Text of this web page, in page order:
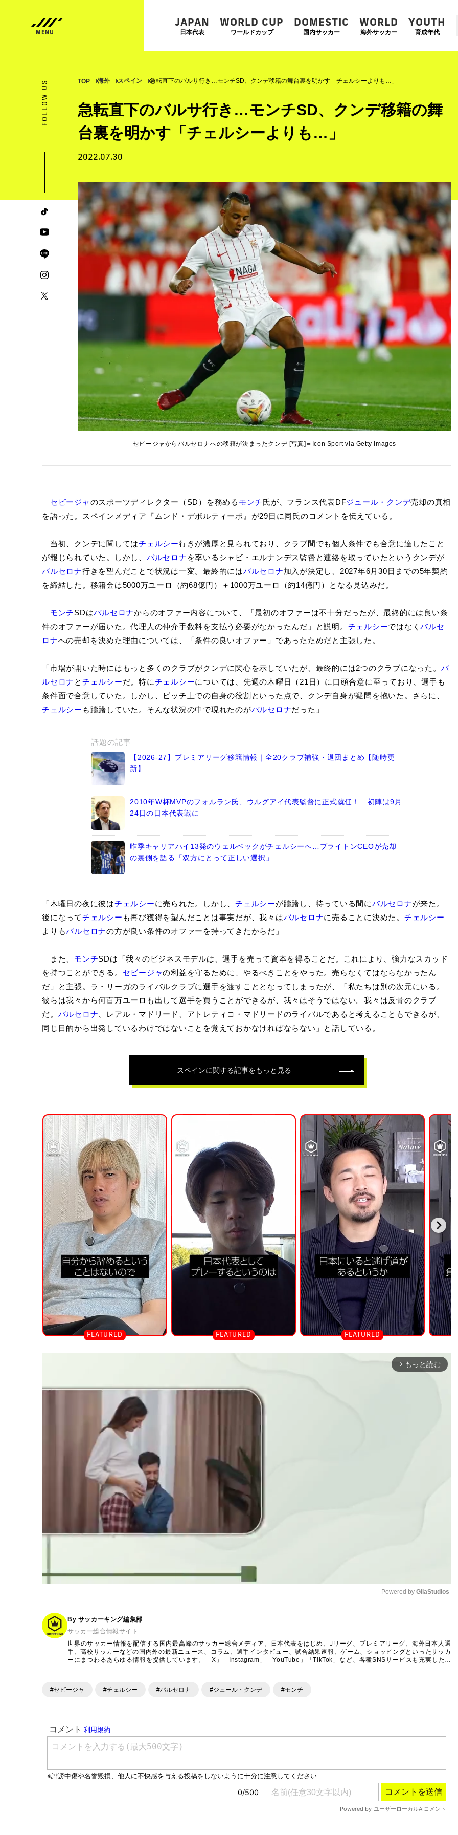
JAPAN
日本代表
WORLD CUP
ワールドカップ
DOMESTIC
国内サッカー
WORLD
海外サッカー
YOUTH
育成年代
FOLLOW US TOP 海外 スペイン 急転直下のバルサ行き…モンチSD、クンデ移籍の舞台裏を明かす「チェルシーよりも…」
急転直下のバルサ行き…モンチSD、クンデ移籍の舞
台裏を明かす「チェルシーよりも…」
2022.07.30
セビージャからバルセロナへの移籍が決まったクンデ [写真]＝Icon Sport via Getty Images
セビージャのスポーツディレクター（SD）を務める モンチ氏が、フランス代表DFジュール・クンデ売却の真相
を語った。スペインメディア『ムンド・デポルティーボ』が29日に同氏のコメントを伝えている。
当初、クンデに関してはチェルシー行きが濃厚と見られており、クラブ間でも個人条件でも合意に達したこと
が報じられていた。しかし、 バルセロナ を率いるシャビ・エルナンデス監督と連絡を取っていたというクンデが
バルセロナ行きを望んだことで状況は一変。最終的にはバルセロナ加入が決定し、2027年6月30日までの5年契約
を締結した。移籍金は5000万ユーロ（約68億円）＋1000万ユーロ（約14億円）となる見込みだ。
モンチSDはバルセロナからのオファー内容について、「最初のオファーは不十分だったが、最終的には良い条
件のオファーが届いた。代理人の仲介手数料を支払う必要がなかったんだ」と説明。 チェルシーではなくバルセ
ロナへの売却を決めた理由については、「条件の良いオファー」であったためだと主張した。
「市場が開いた時にはもっと多くのクラブがクンデに関心を示していたが、最終的には2つのクラブになった。 バ
ルセロナ と チェルシーだ。特にチェルシーについては、先週の木曜日（21日）に口頭合意に至っており、選手も
条件面で合意していた。しかし、ピッチ上での自身の役割といった点で、クンデ自身が疑問を抱いた。さらに、
チェルシー も躊躇していた。そんな状況の中で現れたのがバルセロナだった」
話題の記事
【2026-27】プレミアリーグ移籍情報｜全20クラブ補強・退団まとめ【随時更
新】
2010年W杯MVPのフォルラン氏、ウルグアイ代表監督に正式就任！ 初陣は9月
24日の日本代表戦に
昨季キャリアハイ13発のウェルベックがチェルシーへ…ブライトンCEOが売却
の裏側を語る「双方にとって正しい選択」
「木曜日の夜に彼はチェルシーに売られた。しかし、 チェルシーが躊躇し、待っている間にバルセロナが来た。
後になってチェルシー も再び獲得を望んだことは事実だが、我々はバルセロナに売ることに決めた。 チェルシー
よりもバルセロナの方が良い条件のオファーを持ってきたからだ」
また、 モンチSDは「我々のビジネスモデルは、選手を売って資本を得ることだ。これにより、強力なスカッド
を持つことができる。 セビージャの利益を守るために、やるべきことをやった。売らなくてはならなかったん
だ」と主張。ラ・リーガのライバルクラブに選手を渡すこととなってしまったが、「私たちは別の次元にいる。
彼らは我々から何百万ユーロも出して選手を買うことができるが、我々はそうではない。我々は反骨のクラブ
だ。 バルセロナ 、レアル・マドリード、アトレティコ・マドリードのライバルであると考えることもできるが、
同じ目的から出発しているわけではないことを覚えておかなければならない」と話している。
スペインに関する記事をもっと見る
arrow_forward_ios もっと読む
Powered by GliaStudios
By サッカーキング編集部
サッカー総合情報サイト
世界のサッカー情報を配信する国内最高峰のサッカー総合メディア。日本代表をはじめ、Jリーグ、プレミアリーグ、海外日本人選
手、高校サッカーなどの国内外の最新ニュース、コラム、選手インタビュー、試合結果速報、ゲーム、ショッピングといったサッカ
ーにまつわるあらゆる情報を提供しています。「X」「Instagram」「YouTube」「TikTok」など、各種SNSサービスも充実したコ
#セビージャ #チェルシー #バルセロナ #ジュール・クンデ #モンチ